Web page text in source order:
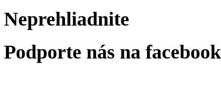
Neprehliadnite
Podporte nás na